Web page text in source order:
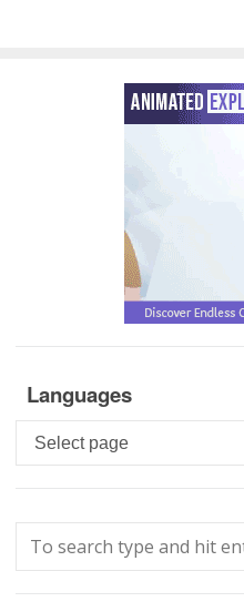
Languages
Languages